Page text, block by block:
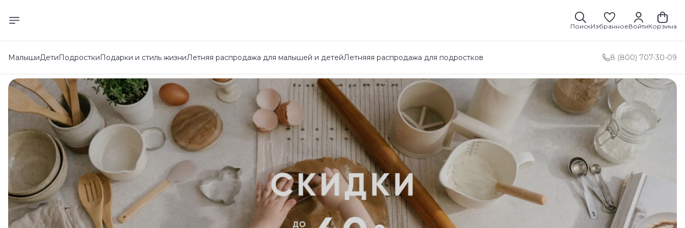
ПоискИзбранноеВойтиКорзина
МалышиДетиПодросткиПодарки и стиль жизниЛетняя распродажа для малышей и детейЛетняяя распродажа для подростков 8 (800) 707-30-09